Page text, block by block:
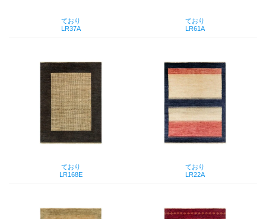
ており
LR37A
ており
LR61A
ており
LR168E
ており
LR22A